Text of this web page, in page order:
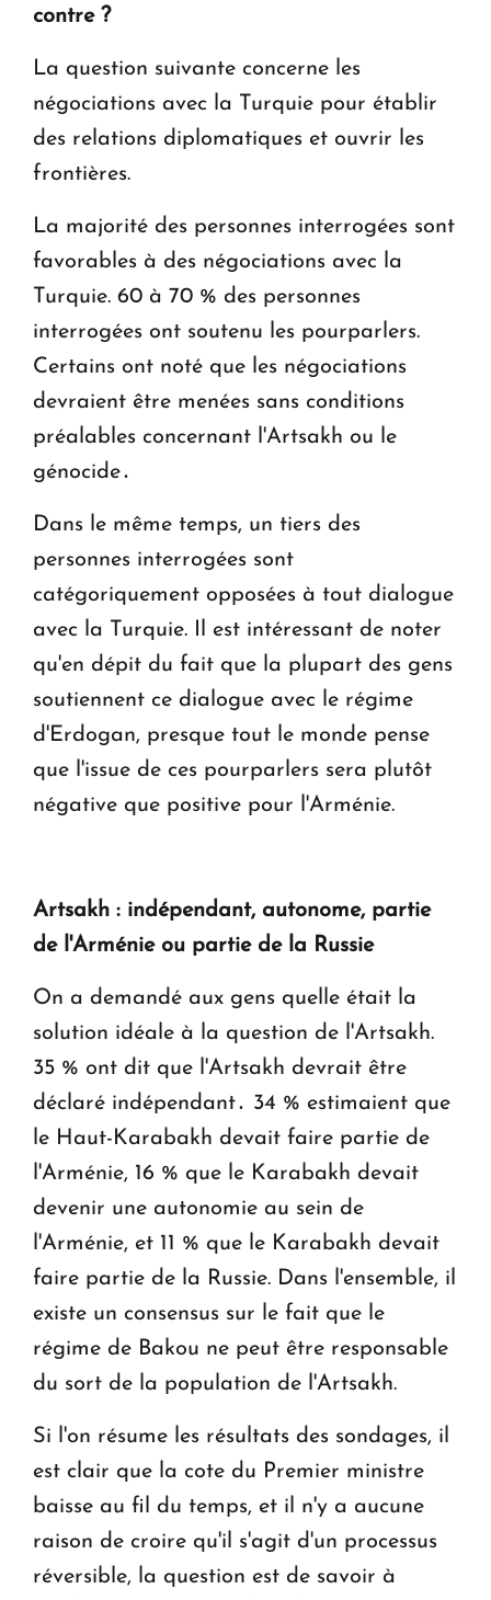
contre ?
La question suivante concerne les
négociations avec la Turquie pour établir
des relations diplomatiques et ouvrir les
frontières.
La majorité des personnes interrogées sont
favorables à des négociations avec la
Turquie. 60 à 70 % des personnes
interrogées ont soutenu les pourparlers.
Certains ont noté que les négociations
devraient être menées sans conditions
préalables concernant l'Artsakh ou le
génocide․
Dans le même temps, un tiers des
personnes interrogées sont
catégoriquement opposées à tout dialogue
avec la Turquie. Il est intéressant de noter
qu'en dépit du fait que la plupart des gens
soutiennent ce dialogue avec le régime
d'Erdogan, presque tout le monde pense
que l'issue de ces pourparlers sera plutôt
négative que positive pour l'Arménie.
Artsakh : indépendant, autonome, partie
de l'Arménie ou partie de la Russie
On a demandé aux gens quelle était la
solution idéale à la question de l'Artsakh.
35 % ont dit que l'Artsakh devrait être
déclaré indépendant․ 34 % estimaient que
le Haut-Karabakh devait faire partie de
l'Arménie, 16 % que le Karabakh devait
devenir une autonomie au sein de
l'Arménie, et 11 % que le Karabakh devait
faire partie de la Russie. Dans l'ensemble, il
existe un consensus sur le fait que le
régime de Bakou ne peut être responsable
du sort de la population de l'Artsakh.
Si l'on résume les résultats des sondages, il
est clair que la cote du Premier ministre
baisse au fil du temps, et il n'y a aucune
raison de croire qu'il s'agit d'un processus
réversible, la question est de savoir à